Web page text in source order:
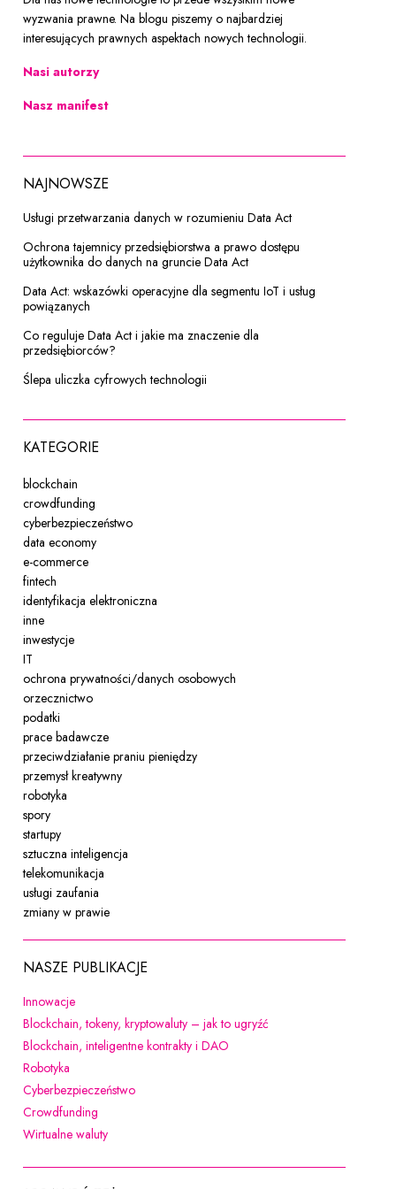
wyzwania prawne. Na blogu piszemy o najbardziej
interesujących prawnych aspektach nowych technologii.
Nasi autorzy
Nasz manifest
NAJNOWSZE
Usługi przetwarzania danych w rozumieniu Data Act
Ochrona tajemnicy przedsiębiorstwa a prawo dostępu
użytkownika do danych na gruncie Data Act
Data Act: wskazówki operacyjne dla segmentu IoT i usług
powiązanych
Co reguluje Data Act i jakie ma znaczenie dla
przedsiębiorców?
Ślepa uliczka cyfrowych technologii
KATEGORIE
blockchain
crowdfunding
cyberbezpieczeństwo
data economy
e-commerce
fintech
identyfikacja elektroniczna
inne
inwestycje
IT
ochrona prywatności/danych osobowych
orzecznictwo
podatki
prace badawcze
przeciwdziałanie praniu pieniędzy
przemysł kreatywny
robotyka
spory
startupy
sztuczna inteligencja
telekomunikacja
usługi zaufania
zmiany w prawie
NASZE PUBLIKACJE
InnowacjeUwaga, link zostanie otwarty w nowym oknie
Blockchain, tokeny, kryptowaluty – jak to ugryźć
Blockchain, inteligentne kontrakty i DAO
Robotyka
CyberbezpieczeństwoUwaga, link zostanie otwarty w nowym oknie
Crowdfunding
Wirtualne walutyUwaga, link zostanie otwarty w nowym oknie